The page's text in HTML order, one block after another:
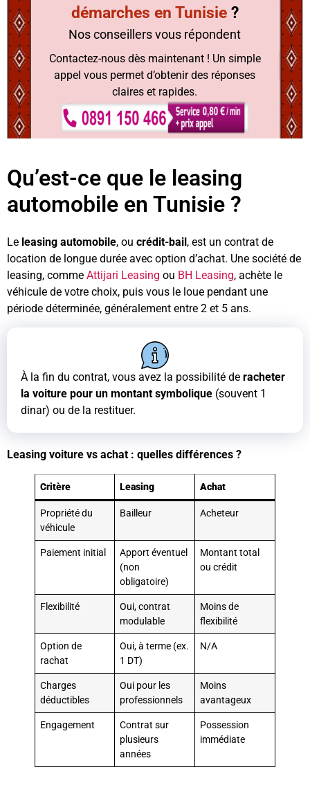
démarches en Tunisie?
Nos conseillers vous répondent
Contactez-nous dès maintenant ! Un simple
appel vous permet d’obtenir des réponses
claires et rapides.
Qu’est-ce que le leasing
automobile en Tunisie ?
Le leasing automobile, ou crédit-bail, est un contrat de
location de longue durée avec option d’achat. Une société de
leasing, comme Attijari Leasing ou BH Leasing, achète le
véhicule de votre choix, puis vous le loue pendant une
période déterminée, généralement entre 2 et 5 ans.
À la fin du contrat, vous avez la possibilité de racheter
la voiture pour un montant symbolique (souvent 1
dinar) ou de la restituer.
Leasing voiture vs achat : quelles différences ?
Critère Leasing Achat
Propriété du
véhicule
Bailleur Acheteur
Paiement initial
Apport éventuel
(non
obligatoire)
Montant total
ou crédit
Flexibilité
Oui, contrat
modulable
Moins de
flexibilité
Option de
rachat
Oui, à terme (ex.
1 DT)
N/A
Charges
déductibles
Oui pour les
professionnels
Moins
avantageux
Engagement
Contrat sur
plusieurs
années
Possession
immédiate